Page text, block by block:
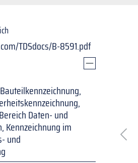
TDSdocs/B-8591.pdf
Daten- und
Kennzeichnung im
und